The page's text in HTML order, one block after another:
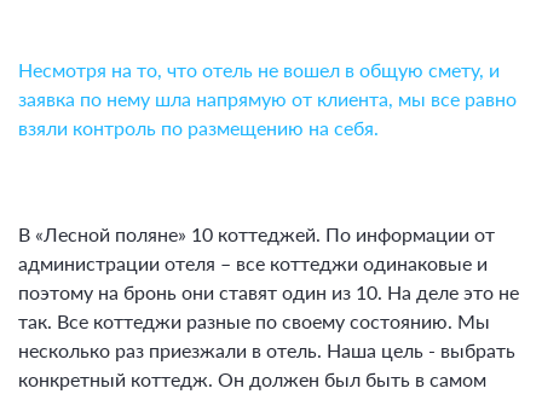
Несмотря на то, что отель не вошел в общую смету, и
заявка по нему шла напрямую от клиента, мы все равно
взяли контроль по размещению на себя.
В «Лесной поляне» 10 коттеджей. По информации от
администрации отеля – все коттеджи одинаковые и
поэтому на бронь они ставят один из 10. На деле это не
так. Все коттеджи разные по своему состоянию. Мы
несколько раз приезжали в отель. Наша цель - выбрать
конкретный коттедж. Он должен был быть в самом